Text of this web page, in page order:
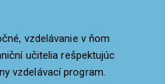
vzdelávanie v ňom
učitelia rešpektujúc
vzdelávací program.